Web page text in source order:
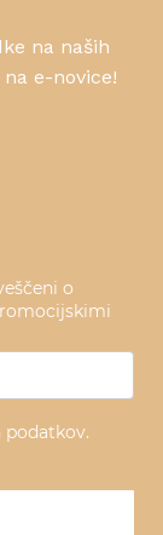
na naših
e-novice!
o
podatkov.